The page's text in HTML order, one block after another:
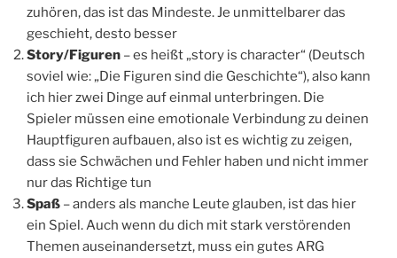
zuhören, das ist das Mindeste. Je unmittelbarer das
geschieht, desto besser
Story/Figuren – es heißt „story is character“ (Deutsch
soviel wie: „Die Figuren sind die Geschichte“), also kann
ich hier zwei Dinge auf einmal unterbringen. Die
Spieler müssen eine emotionale Verbindung zu deinen
Hauptfiguren aufbauen, also ist es wichtig zu zeigen,
dass sie Schwächen und Fehler haben und nicht immer
nur das Richtige tun
Spaß – anders als manche Leute glauben, ist das hier
ein Spiel. Auch wenn du dich mit stark verstörenden
Themen auseinandersetzt, muss ein gutes ARG